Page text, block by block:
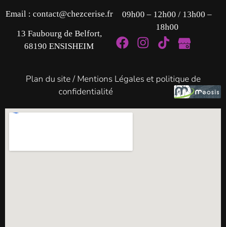
Email : contact@chezcerise.fr
13 Faubourg de Belfort,
68190 ENSISHEIM
09h00 – 12h00 / 13h00 –
18h00
Plan du site/ Mentions Légales et politique de
confidentialité